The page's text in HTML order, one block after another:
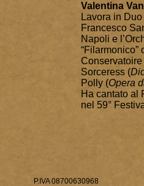
Valentina
Lavora in
Francesco
Napoli e
“Filarmonico”
Sorceress (
Polly (Opera
Ha cantato al
nel 59°
P.IVA 08700630968